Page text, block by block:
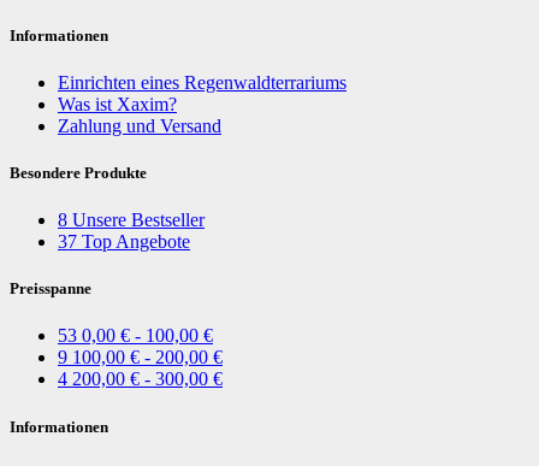
Informationen
Einrichten eines Regenwaldterrariums
Was ist Xaxim?
Zahlung und Versand
Besondere Produkte
8 Unsere Bestseller
37 Top Angebote
Preisspanne
53 0,00 € - 100,00 €
9 100,00 € - 200,00 €
4 200,00 € - 300,00 €
Informationen